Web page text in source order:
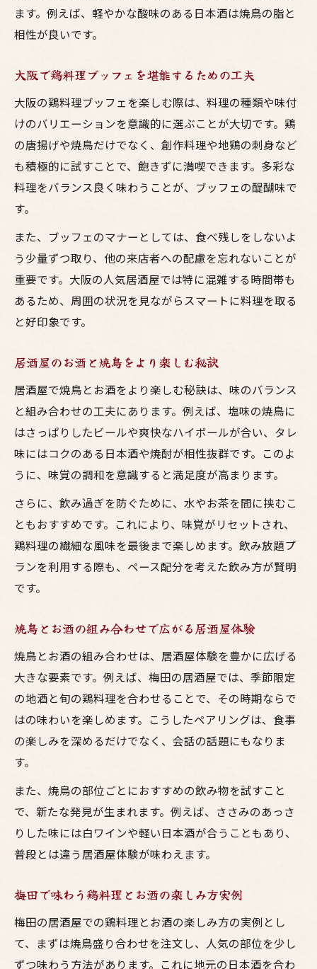
ます。例えば、軽やかな酸味のある日本酒は焼鳥の脂と
相性が良いです。
大阪で鶏料理ブッフェを堪能するための工夫
大阪の鶏料理ブッフェを楽しむ際は、料理の種類や味付
けのバリエーションを意識的に選ぶことが大切です。鶏
の唐揚げや焼鳥だけでなく、創作料理や地鶏の刺身など
も積極的に試すことで、飽きずに満喫できます。多彩な
料理をバランス良く味わうことが、ブッフェの醍醐味で
す。
また、ブッフェのマナーとしては、食べ残しをしないよ
う少量ずつ取り、他の来店者への配慮を忘れないことが
重要です。大阪の人気居酒屋では特に混雑する時間帯も
あるため、周囲の状況を見ながらスマートに料理を取る
と好印象です。
居酒屋のお酒と焼鳥をより楽しむ秘訣
居酒屋で焼鳥とお酒をより楽しむ秘訣は、味のバランス
と組み合わせの工夫にあります。例えば、塩味の焼鳥に
はさっぱりしたビールや爽快なハイボールが合い、タレ
味にはコクのある日本酒や焼酎が相性抜群です。このよ
うに、味覚の調和を意識すると満足度が高まります。
さらに、飲み過ぎを防ぐために、水やお茶を間に挟むこ
ともおすすめです。これにより、味覚がリセットされ、
鶏料理の繊細な風味を最後まで楽しめます。飲み放題プ
ランを利用する際も、ペース配分を考えた飲み方が賢明
です。
焼鳥とお酒の組み合わせで広がる居酒屋体験
焼鳥とお酒の組み合わせは、居酒屋体験を豊かに広げる
大きな要素です。例えば、梅田の居酒屋では、季節限定
の地酒と旬の鶏料理を合わせることで、その時期ならで
はの味わいを楽しめます。こうしたペアリングは、食事
の楽しみを深めるだけでなく、会話の話題にもなりま
す。
また、焼鳥の部位ごとにおすすめの飲み物を試すこと
で、新たな発見が生まれます。例えば、ささみのあっさ
りした味には白ワインや軽い日本酒が合うこともあり、
普段とは違う居酒屋体験が味わえます。
梅田で味わう鶏料理とお酒の楽しみ方実例
梅田の居酒屋での鶏料理とお酒の楽しみ方の実例とし
て、まずは焼鳥盛り合わせを注文し、人気の部位を少し
ずつ味わう方法があります。これに地元の日本酒を合わ